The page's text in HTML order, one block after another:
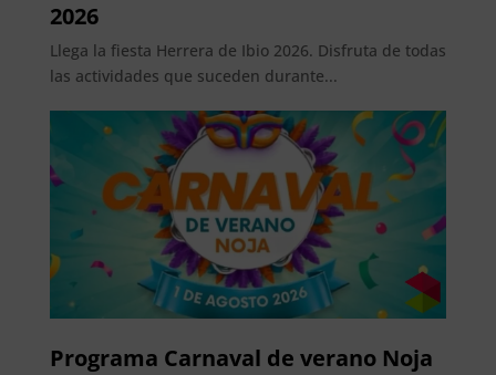
2026
Llega la fiesta Herrera de Ibio 2026. Disfruta de todas
las actividades que suceden durante...
Programa Carnaval de verano Noja